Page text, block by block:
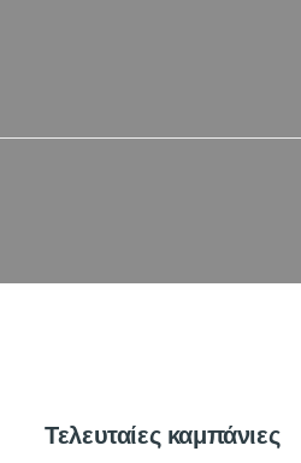
Τελευταίες καμπάνιες